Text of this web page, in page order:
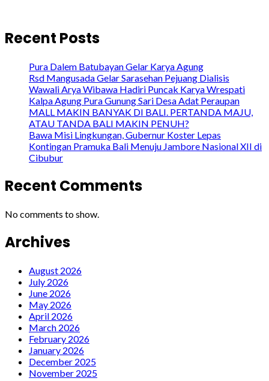
Recent Posts
Pura Dalem Batubayan Gelar Karya Agung
Rsd Mangusada Gelar Sarasehan Pejuang Dialisis
Wawali Arya Wibawa Hadiri Puncak Karya Wrespati
Kalpa Agung Pura Gunung Sari Desa Adat Peraupan
MALL MAKIN BANYAK DI BALI. PERTANDA MAJU,
ATAU TANDA BALI MAKIN PENUH?
Bawa Misi Lingkungan, Gubernur Koster Lepas
Kontingan Pramuka Bali Menuju Jambore Nasional XII di
Cibubur
Recent Comments
No comments to show.
Archives
August 2026
July 2026
June 2026
May 2026
April 2026
March 2026
February 2026
January 2026
December 2025
November 2025